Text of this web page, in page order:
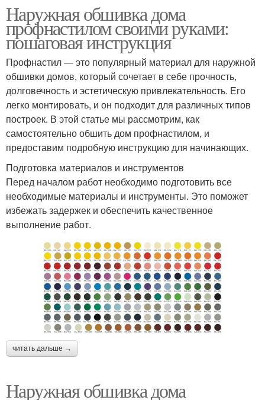
Наружная обшивка дома
профнастилом своими руками:
пошаговая инструкция
Профнастил — это популярный материал для наружной
обшивки домов, который сочетает в себе прочность,
долговечность и эстетическую привлекательность. Его
легко монтировать, и он подходит для различных типов
построек. В этой статье мы рассмотрим, как
самостоятельно обшить дом профнастилом, и
предоставим подробную инструкцию для начинающих.
Подготовка материалов и инструментов
Перед началом работ необходимо подготовить все
необходимые материалы и инструменты. Это поможет
избежать задержек и обеспечить качественное
выполнение работ.
читать дальше →
Наружная обшивка дома